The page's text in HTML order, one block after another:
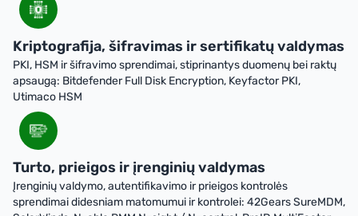
Kriptografija, šifravimas ir sertifikatų valdymas
PKI, HSM ir šifravimo sprendimai, stiprinantys duomenų bei raktų
apsaugą: Bitdefender Full Disk Encryption, Keyfactor PKI,
Utimaco HSM
Turto, prieigos ir įrenginių valdymas
Įrenginių valdymo, autentifikavimo ir prieigos kontrolės
sprendimai didesniam matomumui ir kontrolei: 42Gears SureMDM,